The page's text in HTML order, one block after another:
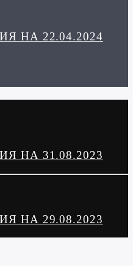
НА 22.04.2024
НА 31.08.2023
НА 29.08.2023